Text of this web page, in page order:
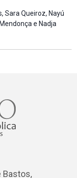
Sara Queiroz, Nayú
e Nadja
Bastos,